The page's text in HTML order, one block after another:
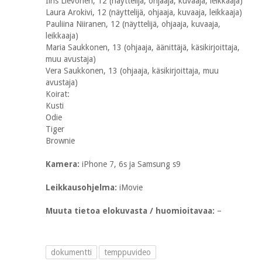
Laura Arokivi, 12 (näyttelijä, ohjaaja, kuvaaja, leikkaaja)
Pauliina Niiranen, 12 (näyttelijä, ohjaaja, kuvaaja,
leikkaaja)
Maria Saukkonen, 13 (ohjaaja, äänittäjä, käsikirjoittaja,
muu avustaja)
Vera Saukkonen, 13 (ohjaaja, käsikirjoittaja, muu
avustaja)
Koirat:
Kusti
Odie
Tiger
Brownie
Kamera: iPhone 7, 6s ja Samsung s9
Leikkausohjelma: iMovie
Muuta tietoa elokuvasta / huomioitavaa: –
dokumentti temppuvideo